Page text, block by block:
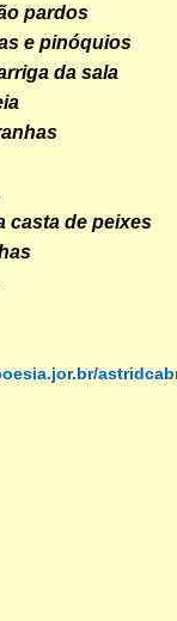
pardos
e pinóquios
da sala
casta de peixes